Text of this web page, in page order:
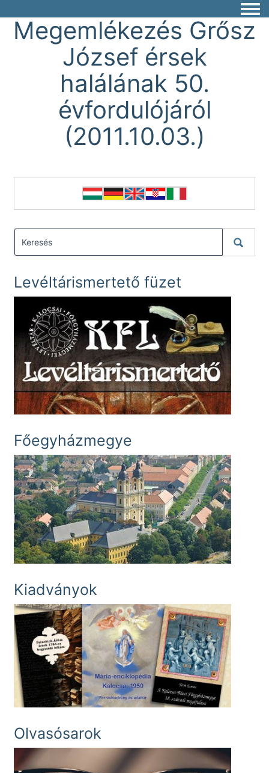
Megemlékezés Grősz
József érsek
halálának 50.
évfordulójáról
(2011.10.03.)
Levéltárismertető füzet
Főegyházmegye
Kiadványok
Olvasósarok